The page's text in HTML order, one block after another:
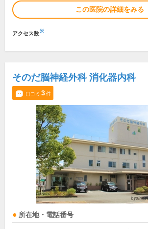
この医院の詳細をみる
アクセス数※
そのだ脳神経外科 消化器内科
口コミ 3件
所在地・電話番号